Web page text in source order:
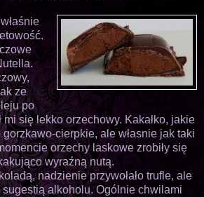
ze
po
mi się lekko orzechowy. Kakałko, jakie
gorzkawo-cierpkie, ale własnie jak taki
orzechy laskowe zrobiły się
wyraźną nutą.
nadzienie przywołało trufle, ale
alkoholu. Ogólnie chwilami